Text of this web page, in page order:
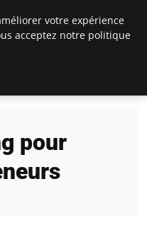
pour
votre expérience
acceptez notre politique